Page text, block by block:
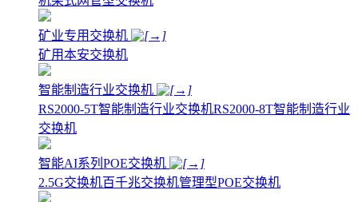
矿业专用交换机
矿用本安交换机
智能制造行业交换机
RS2000-5T智能制造行业交换机RS2000-8T智能制造行业
交换机
智能AI系列POE交换机
2.5G交换机百千兆交换机管理型POE交换机